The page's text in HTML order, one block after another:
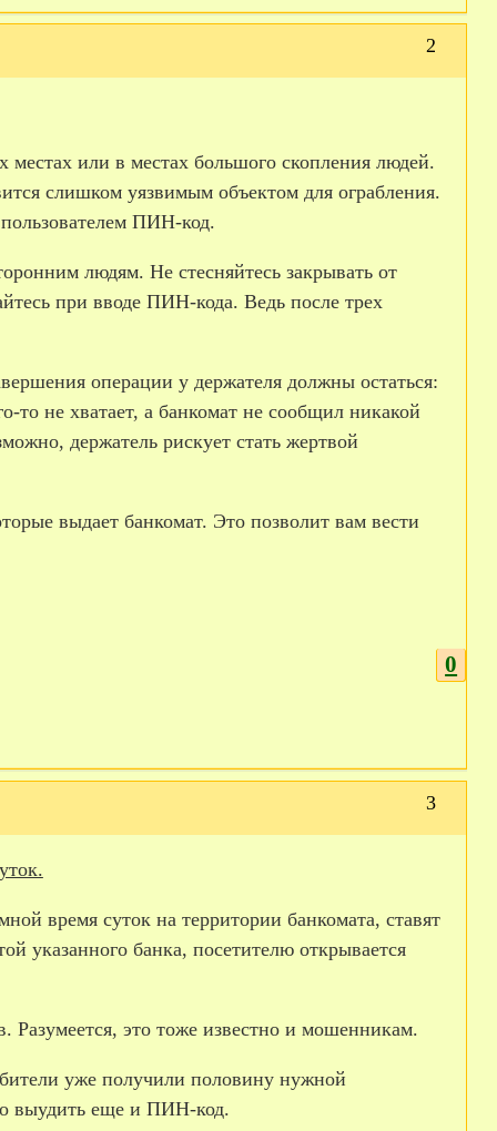
2
местах или в местах большого скопления людей.
слишком уязвимым объектом для ограбления.
ПИН­-код.
людям. Не стесняйтесь закрывать от
при вводе ПИН-­кода. Ведь после трех
операции у держателя должны остаться:
­то не хватает, а банкомат не сообщил никакой
держатель рискует стать жертвой
выдает банкомат. Это позволит вам вести
0
3
время суток на территории банкомата, ставят
указанного банка, посетителю открывается
Разумеется, это тоже известно и мошенникам.
уже получили половину нужной
выудить еще и ПИН-код.